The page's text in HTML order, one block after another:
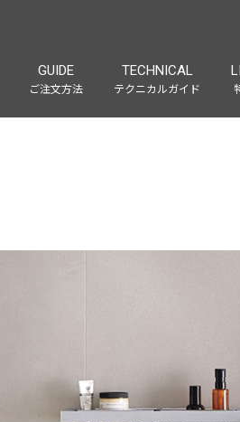
GUIDE
ご注文方法
TECHNICAL
テクニカルガイド